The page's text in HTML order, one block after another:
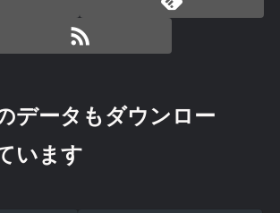
データもダウンロー
います